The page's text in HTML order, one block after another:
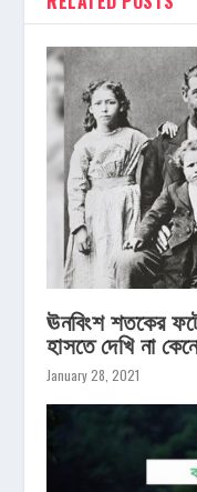
ঊনবিংশ শতকের
হাসতে দেখি না
January 28, 2021